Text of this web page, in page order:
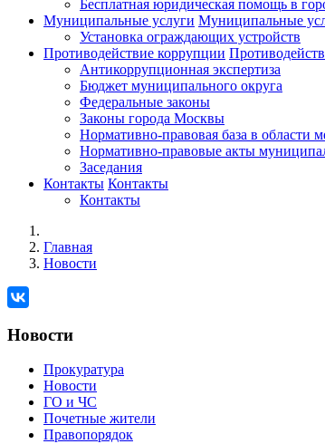
Бесплатная юридическая помощь в
Муниципальные услуги Муниципальные
Установка ограждающих устройств
Противодействие коррупции
Антикоррупционная экспертиза
Бюджет муниципального округа
Федеральные законы
Законы города Москвы
Нормативно-правовая база в области
Нормативно-правовые акты
Заседания
Контакты Контакты
Контакты
Главная
Новости
Новости
Прокуратура
Новости
ГО и ЧС
Почетные жители
Правопорядок